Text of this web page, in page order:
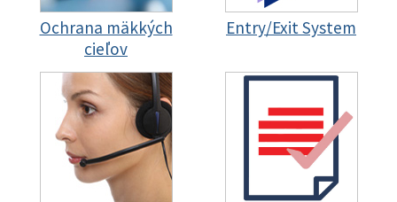
Ochrana mäkkých
cieľov
Entry/Exit System